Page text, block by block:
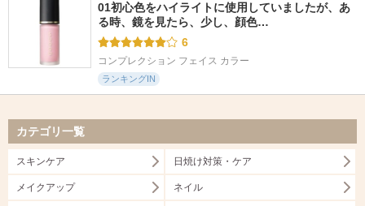
01初心色をハイライトに使用していましたが、あ
る時、鏡を見たら、少し、顔色…
6
コンプレクション フェイス カラー
ランキングIN
カテゴリ一覧
スキンケア 日焼け対策・ケア
メイクアップ ネイル